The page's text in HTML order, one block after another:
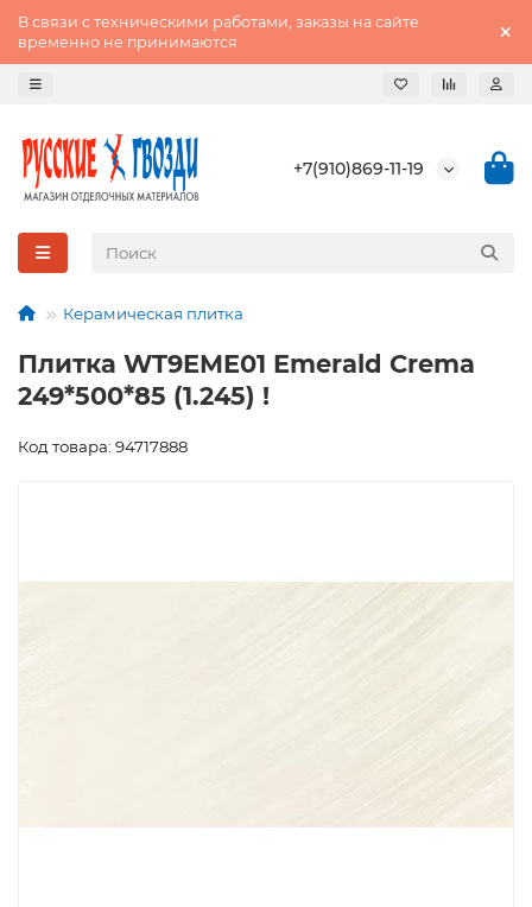
В связи с техническими работами, заказы на сайте
временно не принимаются
+7(910)869-11-19
Керамическая плитка
Плитка WT9EME01 Emerald Crema
249*500*85 (1.245) !
Код товара: 94717888